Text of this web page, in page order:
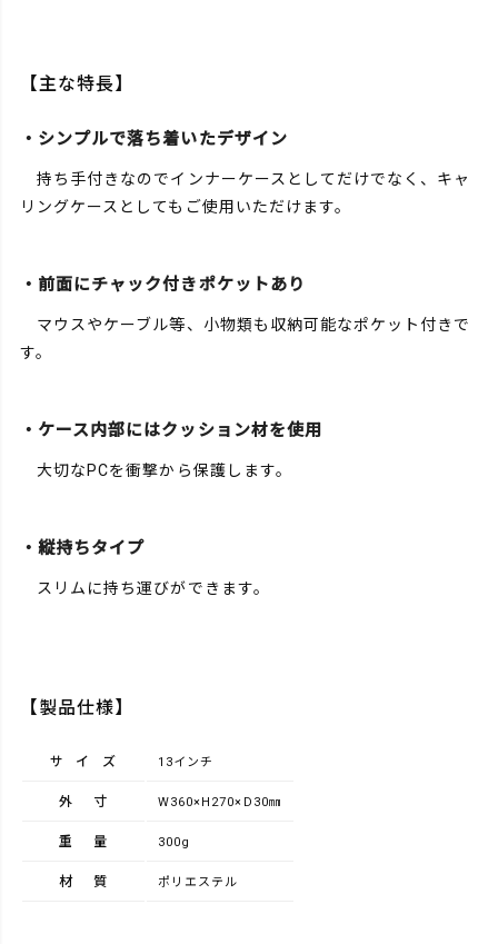
【主な特長】
・シンプルで落ち着いたデザイン
持ち手付きなのでインナーケースとしてだけでなく、キャ
リングケースとしてもご使用いただけます。
・前面にチャック付きポケットあり
マウスやケーブル等、小物類も収納可能なポケット付きで
す。
・ケース内部にはクッション材を使用
大切なPCを衝撃から保護します。
・縦持ちタイプ
スリムに持ち運びができます。
【製品仕様】
サイズ 13インチ
外寸 W360×H270×D30㎜
重量 300g
材質 ポリエステル